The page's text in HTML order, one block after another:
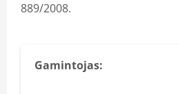
889/2008.
Gamintojas: